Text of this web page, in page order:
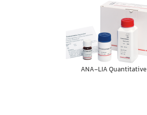
ANA-LIA Quantitative